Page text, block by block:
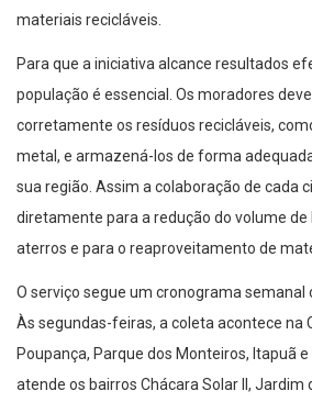
materiais recicláveis.
Para que a iniciativa alcance resultados
população é essencial. Os moradores
corretamente os resíduos recicláveis,
metal, e armazená-los de forma
sua região. Assim a colaboração de cada
diretamente para a redução do volume de
aterros e para o reaproveitamento de
O serviço segue um cronograma semanal
Às segundas-feiras, a coleta acontece na
Poupança, Parque dos Monteiros, Itapuã
atende os bairros Chácara Solar II, Jardim